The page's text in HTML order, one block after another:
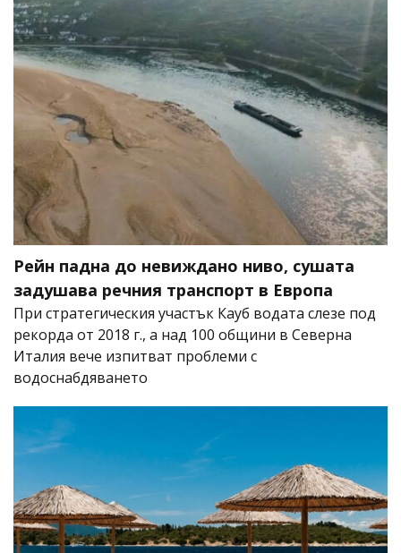
Рейн падна до невиждано ниво, сушата
задушава речния транспорт в Европа
При стратегическия участък Кауб водата слезе под
рекорда от 2018 г., а над 100 общини в Северна
Италия вече изпитват проблеми с
водоснабдяването